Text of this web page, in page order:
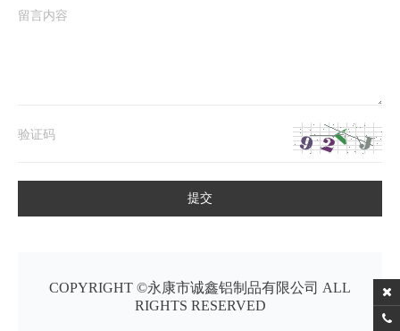
提交
COPYRIGHT ©永康市诚鑫铝制品有限公司 ALL
RIGHTS RESERVED